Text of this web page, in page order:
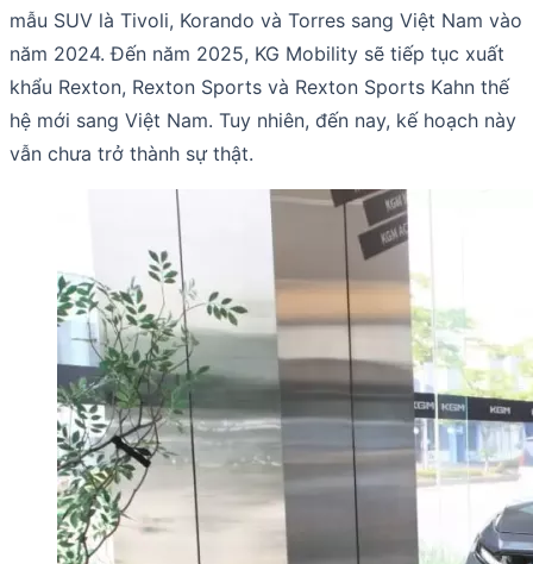
mẫu SUV là Tivoli, Korando và Torres sang Việt Nam vào
năm 2024. Đến năm 2025, KG Mobility sẽ tiếp tục xuất
khẩu Rexton, Rexton Sports và Rexton Sports Kahn thế
hệ mới sang Việt Nam. Tuy nhiên, đến nay, kế hoạch này
vẫn chưa trở thành sự thật.